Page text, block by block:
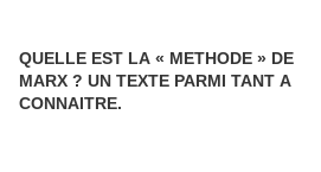
QUELLE EST LA « METHODE » DE
MARX ? UN TEXTE PARMI TANT A
CONNAITRE.